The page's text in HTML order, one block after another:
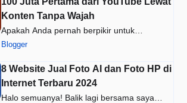
Konten Tanpa Wajah
Apakah Anda pernah berpikir untuk
menghasilkan uang dari YouTube tetap…
Blogger
8 Website Jual Foto AI dan Foto HP di
Internet Terbaru 2024
Halo semuanya! Balik lagi bersama saya